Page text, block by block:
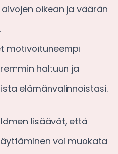
oikean ja väärän
motivoituneempi
haltuun ja
elämänvalinnoistasi.
lisäävät, että
voi muokata